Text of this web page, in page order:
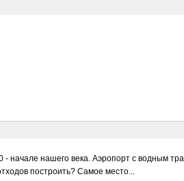
- начале нашего века. Аэропорт с водным
построить? Самое место...